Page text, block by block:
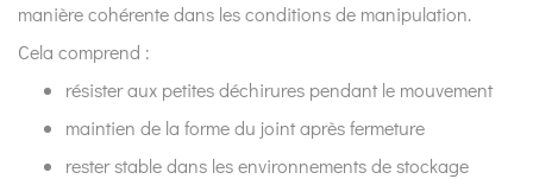
manière cohérente dans les conditions de manipulation.
Cela comprend :
résister aux petites déchirures pendant le mouvement
maintien de la forme du joint après fermeture
rester stable dans les environnements de stockage